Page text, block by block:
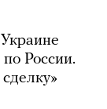
России.